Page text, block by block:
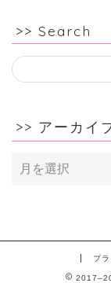
>> Search
>> アーカイ
ア
ブ
プ